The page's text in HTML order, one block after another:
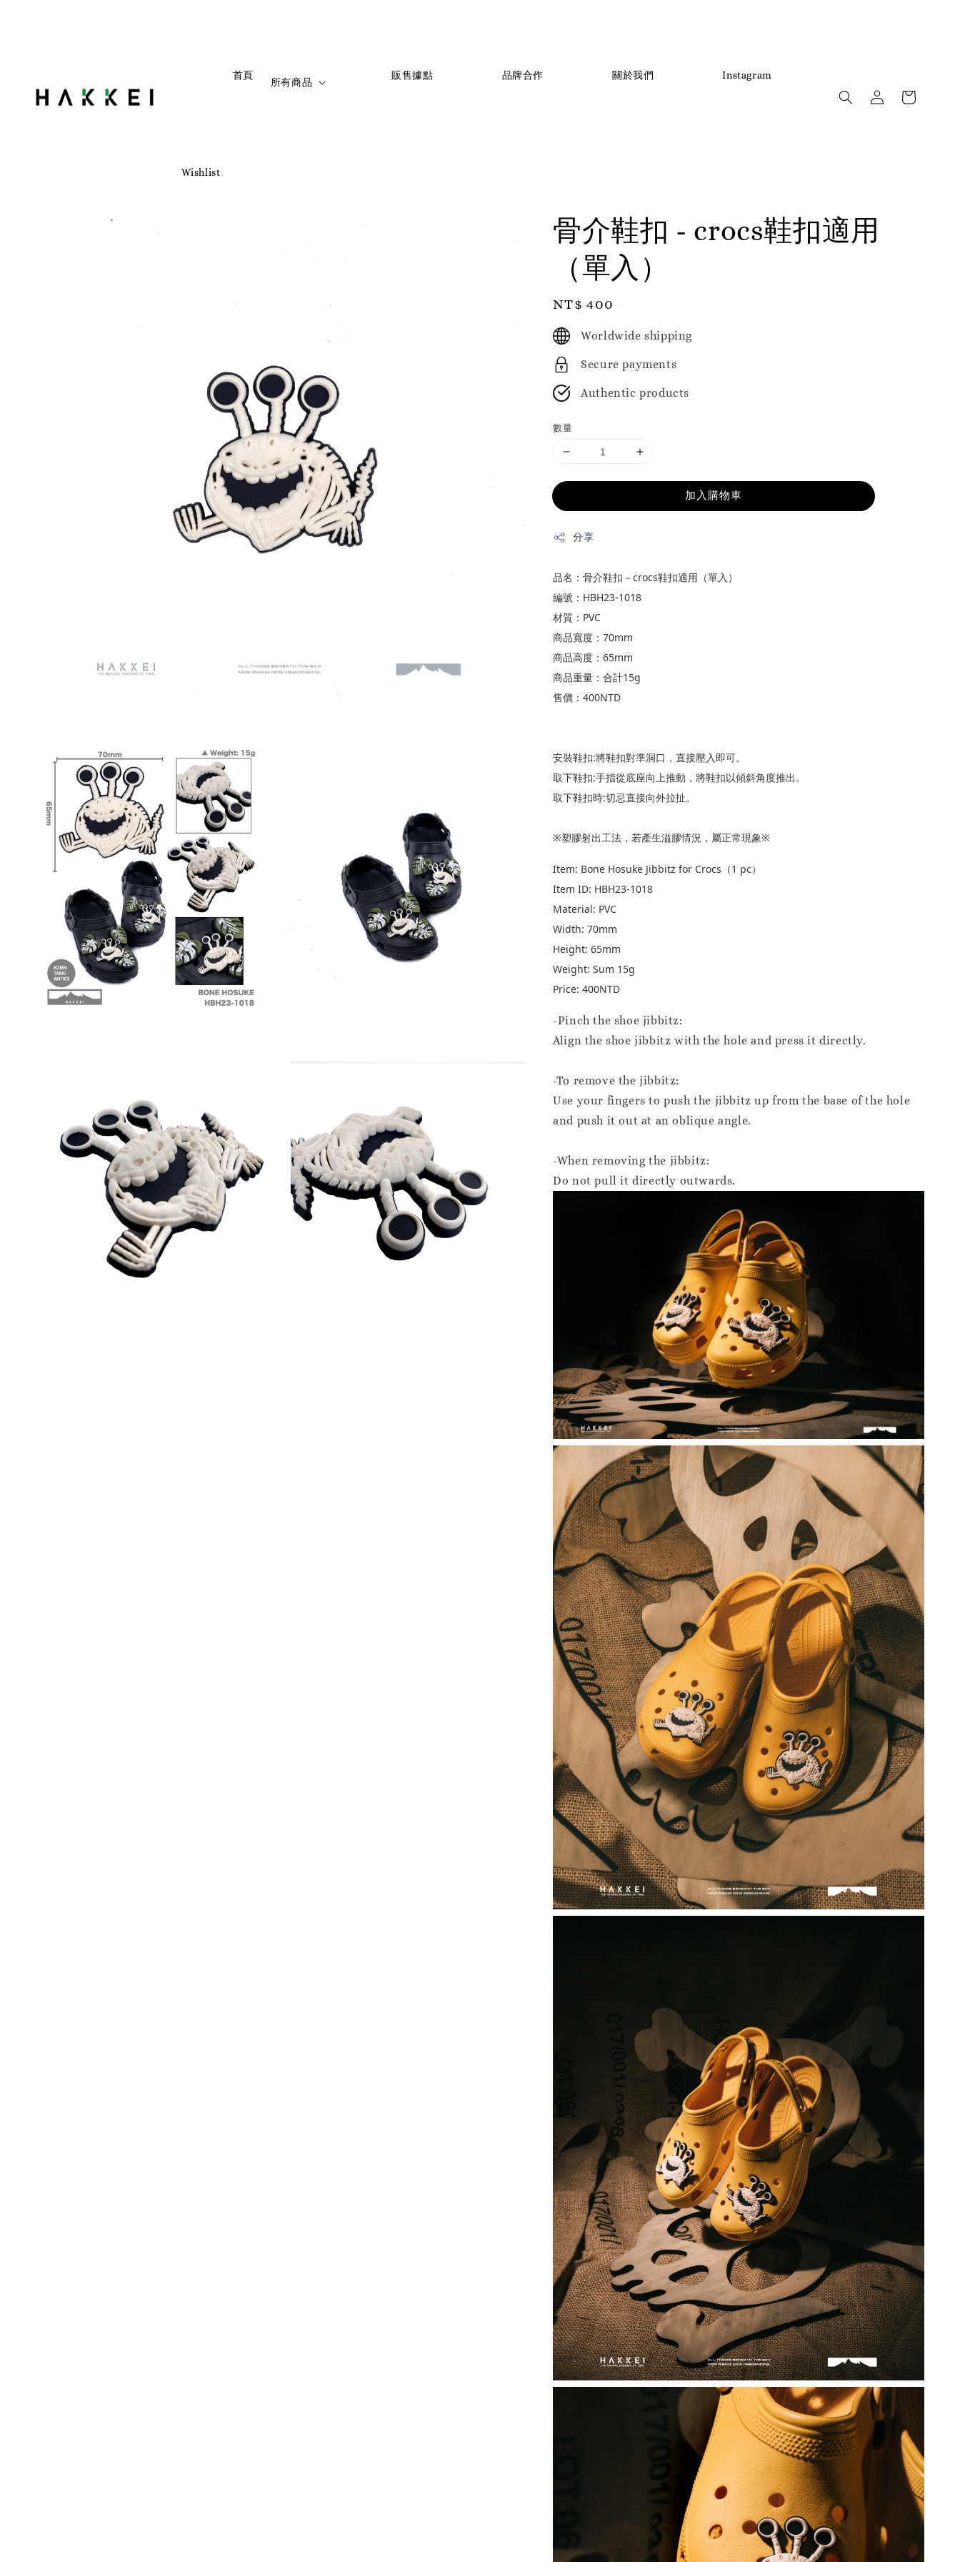
所有商品
                    Instagram
Wishlist
骨介鞋扣 - crocs鞋扣適用
（單入）
Regular
price
NT$ 400
Worldwide shipping
Secure payments
Authentic products
數量
加入購物車
分享
品名：骨介鞋扣－crocs鞋扣適用（單入）
編號：HBH23-1018
材質：PVC
商品寬度：70mm
商品高度：65mm
商品重量：合計15g
售價：400NTD
安裝鞋扣:將鞋扣對準洞口，直接壓入即可。
取下鞋扣:手指從底座向上推動，將鞋扣以傾斜角度推出。
取下鞋扣時:切忌直接向外拉扯。
※塑膠射出工法，若產生溢膠情況，屬正常現象※
Item: Bone Hosuke Jibbitz for Crocs（1 pc）
Item ID: HBH23-1018
Material: PVC
Width: 70mm
Height: 65mm
Weight: Sum 15g
Price: 400NTD
-Pinch the shoe jibbitz:
-To remove the jibbitz:
Use your fingers to push the jibbitz up from the base of the hole
-When removing the jibbitz:
Do not pull it directly outwards.